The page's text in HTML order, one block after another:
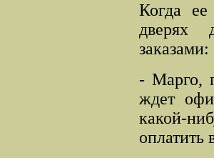
Когда ее
дверях
заказами:
- Марго,
ждет
какой-
оплатить